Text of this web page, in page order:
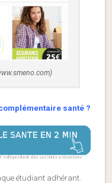
santé ?
étudiant adhérant.